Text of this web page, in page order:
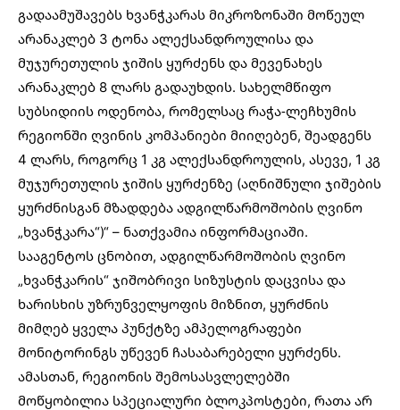
გადაამუშავებს ხვანჭკარას მიკროზონაში მოწეულ
არანაკლებ 3 ტონა ალექსანდროულისა და
მუჯურეთულის ჯიშის ყურძენს და მევენახეს
არანაკლებ 8 ლარს გადაუხდის. სახელმწიფო
სუბსიდიის ოდენობა, რომელსაც რაჭა-ლეჩხუმის
რეგიონში ღვინის კომპანიები მიიღებენ, შეადგენს
4 ლარს, როგორც 1 კგ ალექსანდროულის, ასევე, 1 კგ
მუჯურეთულის ჯიშის ყურძენზე (აღნიშნული ჯიშების
ყურძნისგან მზადდება ადგილწარმოშობის ღვინო
„ხვანჭკარა“)“ – ნათქვამია ინფორმაციაში.
სააგენტოს ცნობით, ადგილწარმოშობის ღვინო
„ხვანჭკარის“ ჯიშობრივი სიზუსტის დაცვისა და
ხარისხის უზრუნველყოფის მიზნით, ყურძნის
მიმღებ ყველა პუნქტზე ამპელოგრაფები
მონიტორინგს უწევენ ჩასაბარებელი ყურძენს.
ამასთან, რეგიონის შემოსასვლელებში
მოწყობილია სპეციალური ბლოკპოსტები, რათა არ